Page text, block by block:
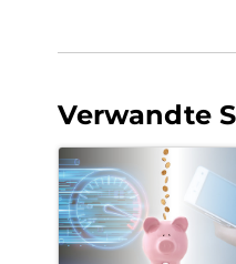
Verwandte